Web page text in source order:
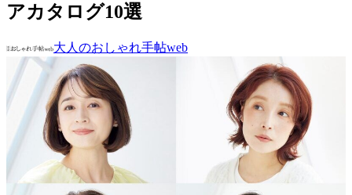
アカタログ10選
大人のおしゃれ手帖web